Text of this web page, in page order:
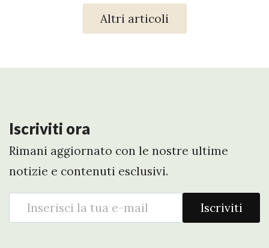
Altri articoli
Iscriviti ora
Rimani aggiornato con le nostre ultime
notizie e contenuti esclusivi.
Iscriviti